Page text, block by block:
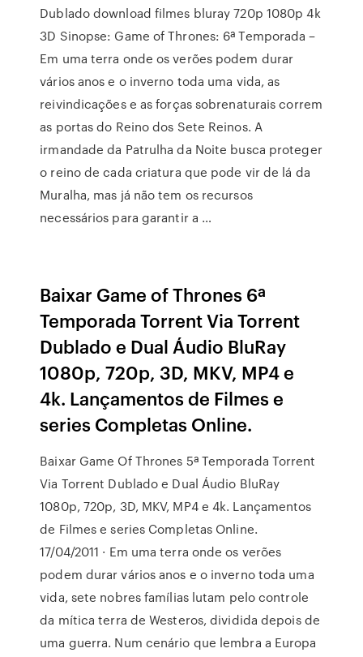
Dublado download filmes bluray 720p 1080p 4k
3D Sinopse: Game of Thrones: 6ª Temporada –
Em uma terra onde os verões podem durar
vários anos e o inverno toda uma vida, as
reivindicações e as forças sobrenaturais correm
as portas do Reino dos Sete Reinos. A
irmandade da Patrulha da Noite busca proteger
o reino de cada criatura que pode vir de lá da
Muralha, mas já não tem os recursos
necessários para garantir a …
Baixar Game of Thrones 6ª
Temporada Torrent Via Torrent
Dublado e Dual Áudio BluRay
1080p, 720p, 3D, MKV, MP4 e
4k. Lançamentos de Filmes e
series Completas Online.
Baixar Game Of Thrones 5ª Temporada Torrent
Via Torrent Dublado e Dual Áudio BluRay
1080p, 720p, 3D, MKV, MP4 e 4k. Lançamentos
de Filmes e series Completas Online.
17/04/2011 · Em uma terra onde os verões
podem durar vários anos e o inverno toda uma
vida, sete nobres famílias lutam pelo controle
da mítica terra de Westeros, dividida depois de
uma guerra. Num cenário que lembra a Europa